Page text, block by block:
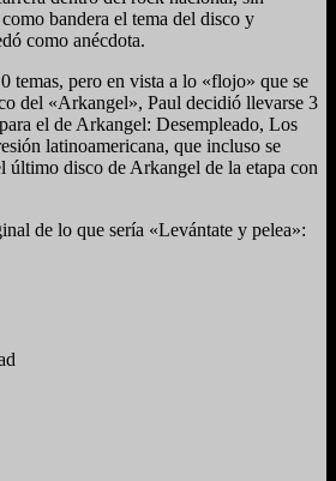
bandera el tema del disco y
como anécdota.
temas, pero en vista a lo «flojo» que se
del «Arkangel», Paul decidió llevarse 3
el de Arkangel: Desempleado, Los
latinoamericana, que incluso se
último disco de Arkangel de la etapa con
de lo que sería «Levántate y pelea»: